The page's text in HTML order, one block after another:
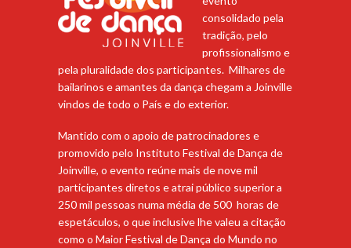
consolidado pela
tradição, pelo
profissionalismo e
pela pluralidade dos participantes. Milhares de
bailarinos e amantes da dança chegam a Joinville
vindos de todo o País e do exterior.
Mantido com o apoio de patrocinadores e
promovido pelo Instituto Festival de Dança de
Joinville, o evento reúne mais de nove mil
participantes diretos e atrai público superior a
250 mil pessoas numa média de 500 horas de
espetáculos, o que inclusive lhe valeu a citação
como o Maior Festival de Dança do Mundo no